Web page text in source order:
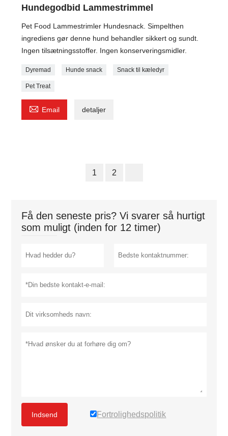
Hundegodbid Lammestrimmel
Pet Food Lammestrimler Hundesnack. Simpelthen
ingrediens gør denne hund behandler sikkert og sundt.
Ingen tilsætningsstoffer. Ingen konserveringsmidler.
Dyremad Hunde snack Snack til kæledyr
Pet Treat
 Email detaljer
1 2
Få den seneste pris? Vi svarer så hurtigt
som muligt (inden for 12 timer)
Indsend Fortrolighedspolitik